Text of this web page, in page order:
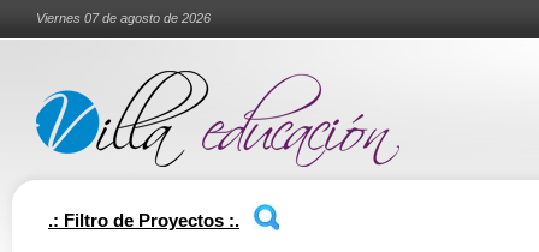
Viernes 07 de agosto de 2026
.: Filtro de Proyectos :.